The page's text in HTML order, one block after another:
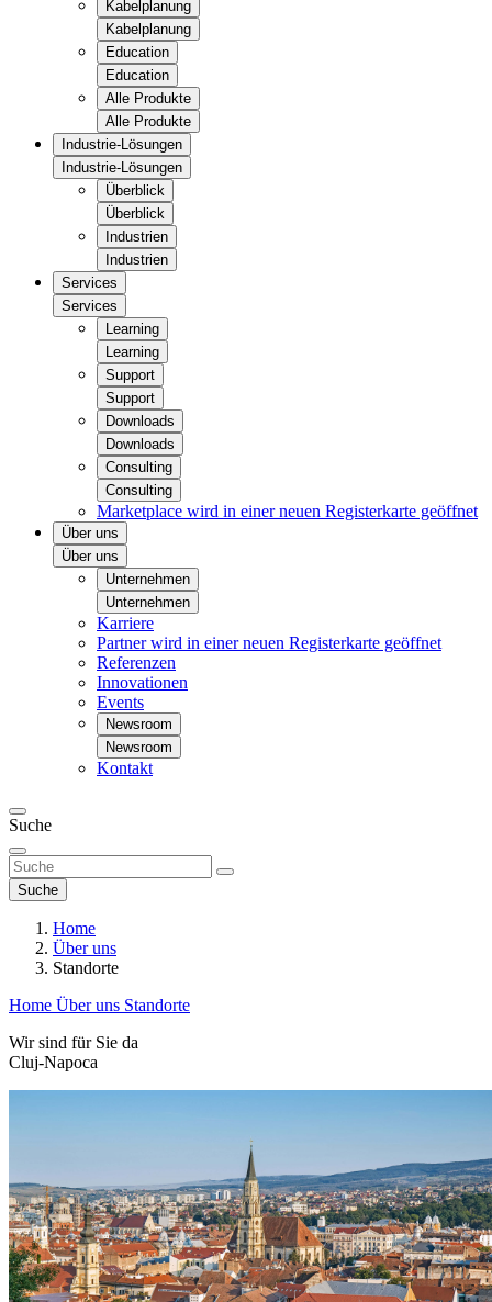
Kabelplanung
Kabelplanung
Education
Education
Alle Produkte
Alle Produkte
Industrie-Lösungen
Industrie-Lösungen
Überblick
Überblick
Industrien
Industrien
Services
Services
Learning
Learning
Support
Support
Downloads
Downloads
Consulting
Consulting
Marketplace wird in einer neuen Registerkarte geöffnet
Über uns
Über uns
Unternehmen
Unternehmen
Karriere
Partnerwird in einer neuen Registerkarte geöffnet
Referenzen
Innovationen
Events
Newsroom
Newsroom
Kontakt
Suche
Suche
Home
Über uns
Standorte
Home Über uns Standorte
Wir sind für Sie da
Cluj-Napoca